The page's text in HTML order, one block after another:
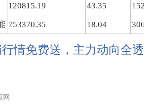
120815.19 43.35
753370.35 18.04
情免费送，主力动向全透
网